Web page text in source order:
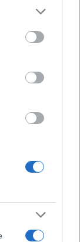
more Google
may click to
tags to
below Google
στη
–
πολιτική
τιμών –